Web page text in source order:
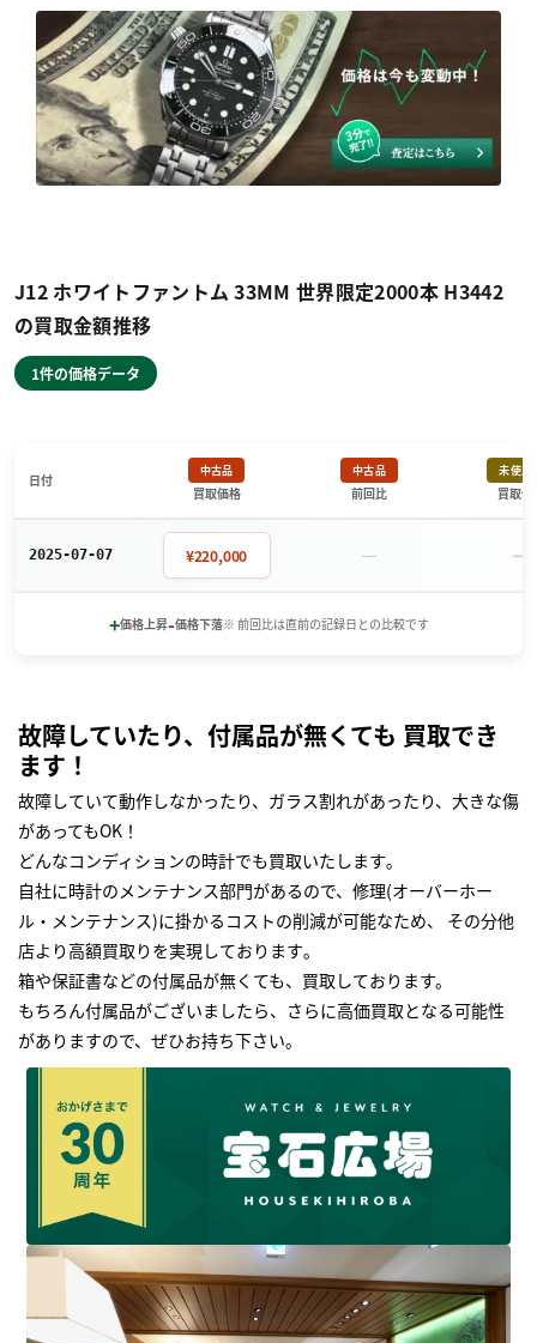
J12 ホワイトファントム 33MM 世界限定2000本 H3442
の買取金額推移
1件の価格データ
日付
中古品
買取価格
中古品
前回比
未使用
買取価
2025-07-07 ¥220,000 － －
+価格上昇-価格下落※ 前回比は直前の記録日との比較です
故障していたり、付属品が無くても 買取でき
ます！
故障していて動作しなかったり、ガラス割れがあったり、大きな傷
があってもOK！
どんなコンディションの時計でも買取いたします｡
自社に時計のメンテナンス部門があるので、修理(オーバーホー
ル・メンテナンス)に掛かるコストの削減が可能なため、 その分他
店より高額買取りを実現しております｡
箱や保証書などの付属品が無くても、買取しております。
もちろん付属品がございましたら、さらに高価買取となる可能性
がありますので、ぜひお持ち下さい｡